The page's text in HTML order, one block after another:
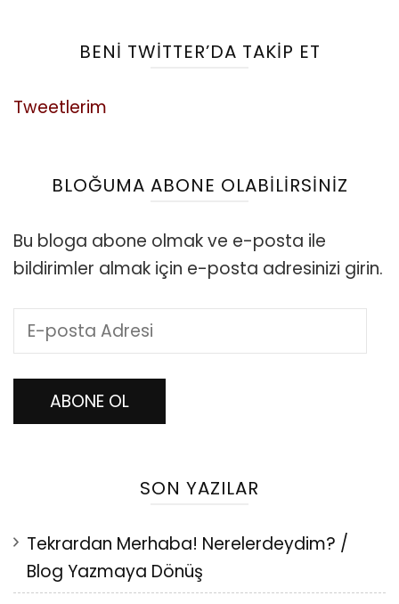
BENI TWITTER’DA TAKIP ET
Tweetlerim
BLOĞUMA ABONE OLABILIRSINIZ
Bu bloga abone olmak ve e-posta ile
bildirimler almak için e-posta adresinizi girin.
E-
posta
Adresi
ABONE OL
SON YAZILAR
Tekrardan Merhaba! Nerelerdeydim? /
Blog Yazmaya Dönüş